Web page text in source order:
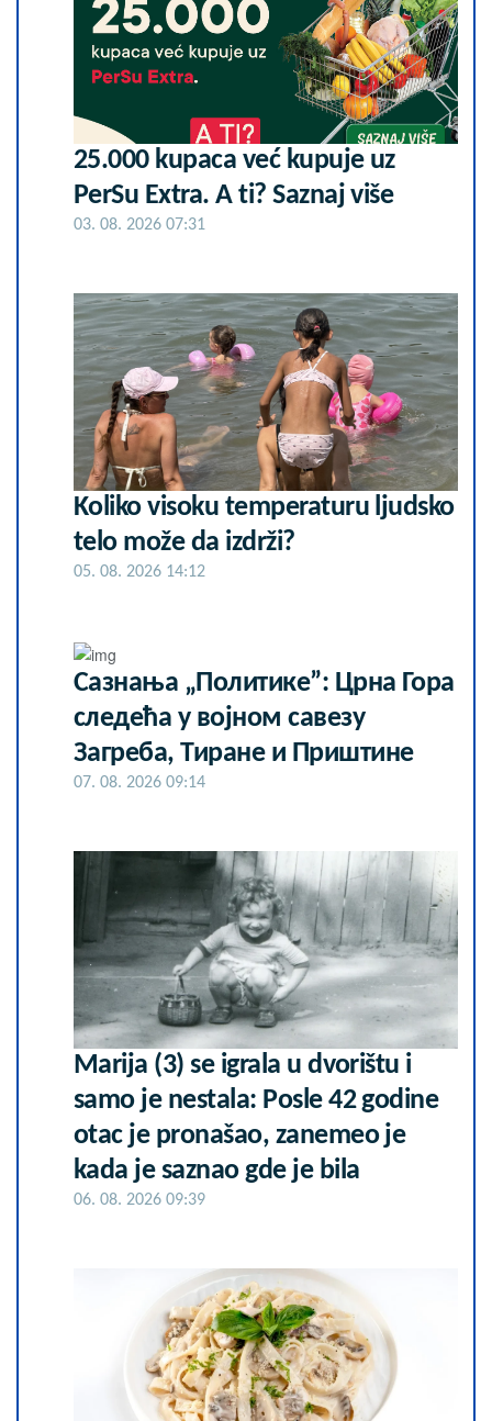
25.000 kupaca već kupuje uz
PerSu Extra. A ti? Saznaj više
03. 08. 2026 07:31
Koliko visoku temperaturu ljudsko
telo može da izdrži?
05. 08. 2026 14:12
Сазнања „Политике”: Црна Гора
следећа у војном савезу
Загреба, Тиране и Приштине
07. 08. 2026 09:14
Marija (3) se igrala u dvorištu i
samo je nestala: Posle 42 godine
otac je pronašao, zanemeo je
kada je saznao gde je bila
06. 08. 2026 09:39